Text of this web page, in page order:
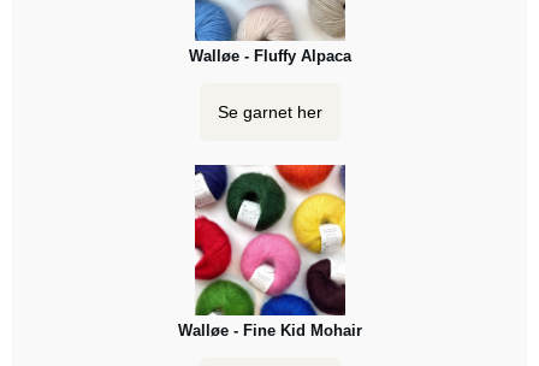
Walløe - Fluffy Alpaca
Se garnet her
Walløe - Fine Kid Mohair